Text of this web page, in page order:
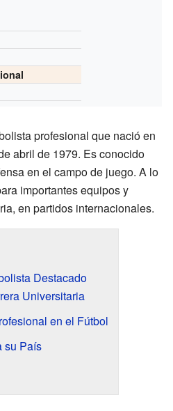
profesional que nació en
abril de 1979. Es conocido
en el campo de juego. A lo
importantes equipos y
en partidos internacionales.
Destacado
Universitaria
en el Fútbol
su País